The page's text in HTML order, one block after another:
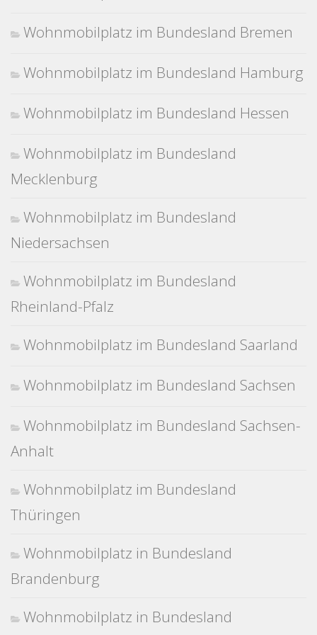
Wohnmobilplatz im Bundesland Bremen
Wohnmobilplatz im Bundesland Hamburg
Wohnmobilplatz im Bundesland Hessen
Wohnmobilplatz im Bundesland
Mecklenburg
Wohnmobilplatz im Bundesland
Niedersachsen
Wohnmobilplatz im Bundesland
Rheinland-Pfalz
Wohnmobilplatz im Bundesland Saarland
Wohnmobilplatz im Bundesland Sachsen
Wohnmobilplatz im Bundesland Sachsen-
Anhalt
Wohnmobilplatz im Bundesland
Thüringen
Wohnmobilplatz in Bundesland
Brandenburg
Wohnmobilplatz in Bundesland